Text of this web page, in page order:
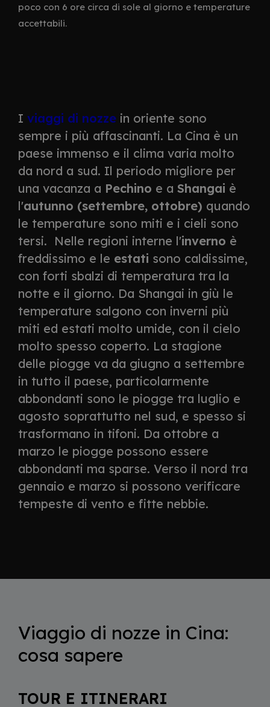
poco con 6 ore circa di sole al giorno e temperature
accettabili.
I viaggi di nozzein oriente sono
sempre i più affascinanti. La Cina è un
paese immenso e il clima varia molto
da nord a sud. Il periodo migliore per
una vacanza a Pechino e a Shangai è
l'autunno (settembre, ottobre) quando
le temperature sono miti e i cieli sono
tersi. Nelle regioni interne l'inverno è
freddissimo e le estati sono caldissime,
con forti sbalzi di temperatura tra la
notte e il giorno. Da Shangai in giù le
temperature salgono con inverni più
miti ed estati molto umide, con il cielo
molto spesso coperto. La stagione
delle piogge va da giugno a settembre
in tutto il paese, particolarmente
abbondanti sono le piogge tra luglio e
agosto soprattutto nel sud, e spesso si
trasformano in tifoni. Da ottobre a
marzo le piogge possono essere
abbondanti ma sparse. Verso il nord tra
gennaio e marzo si possono verificare
tempeste di vento e fitte nebbie.
Viaggio di nozze in Cina:
cosa sapere
TOUR E ITINERARI